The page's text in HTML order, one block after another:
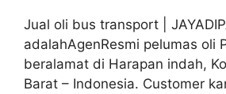
Jual oli bus transport |
adalahAgenResmi pelumas oli
beralamat di Harapan indah,
Barat – Indonesia. Customer